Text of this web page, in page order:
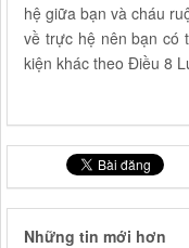
hệ giữa bạn và cháu
về trực hệ nên bạn có
kiện khác theo Điều 8
Những tin mới hơn